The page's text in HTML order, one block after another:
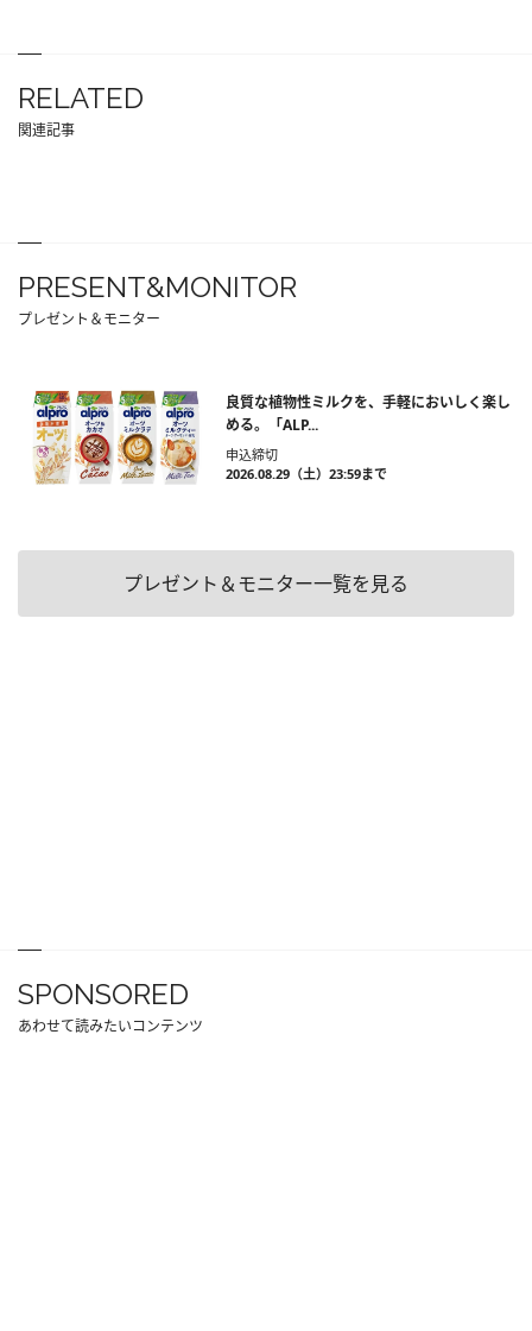
RELATED
関連記事
PRESENT&MONITOR
プレゼント＆モニター
良質な植物性ミルクを、手軽においしく楽し
める。「ALP...
申込締切
2026.08.29（土）23:59まで
プレゼント＆モニター一覧を見る
SPONSORED
あわせて読みたいコンテンツ